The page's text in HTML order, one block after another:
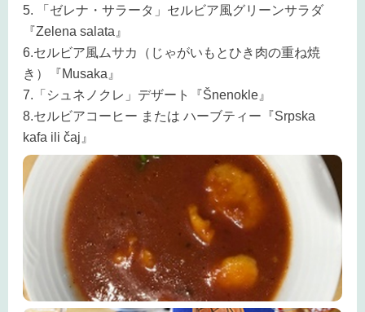
5. 「ゼレナ・サラータ」セルビア風グリーンサラダ
『Zelena salata』
6.セルビア風ムサカ（じゃがいもとひき肉の重ね焼
き）『Musaka』
7.「シュネノクレ」デザート『Šnenokle』
8.セルビアコーヒー または ハーブティー『Srpska
kafa ili čaj』